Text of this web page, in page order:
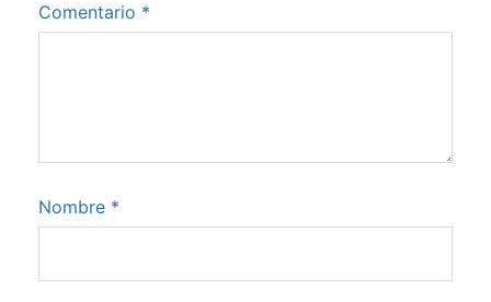
Comentario *
Nombre *